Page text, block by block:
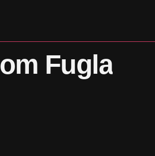
om Fugla